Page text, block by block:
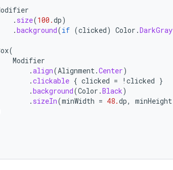
. size(100.dp)
.background(if (clicked) Color .DarkGray
(
Modifier
.align(Alignment .Center)
.clickable { clicked = ! clicked }
.background(Color .Black)
. sizeIn(minWidth = 48.dp, minHeight